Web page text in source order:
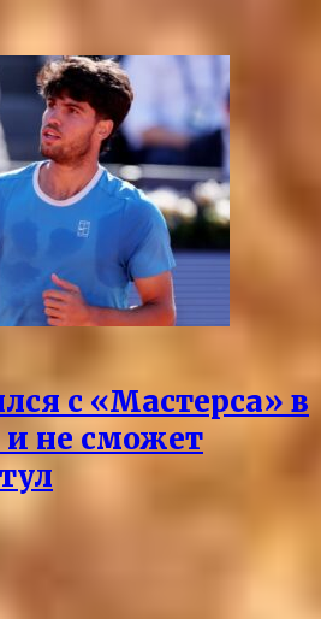
с «Мастерса» в
не сможет